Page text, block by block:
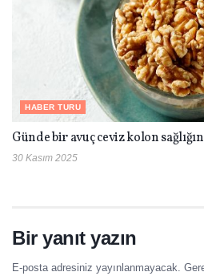
HABER TURU
Günde bir avuç ceviz kolon
30 Kasım 2025
Bir yanıt yazın
E-posta adresiniz yayınlanmayacak.